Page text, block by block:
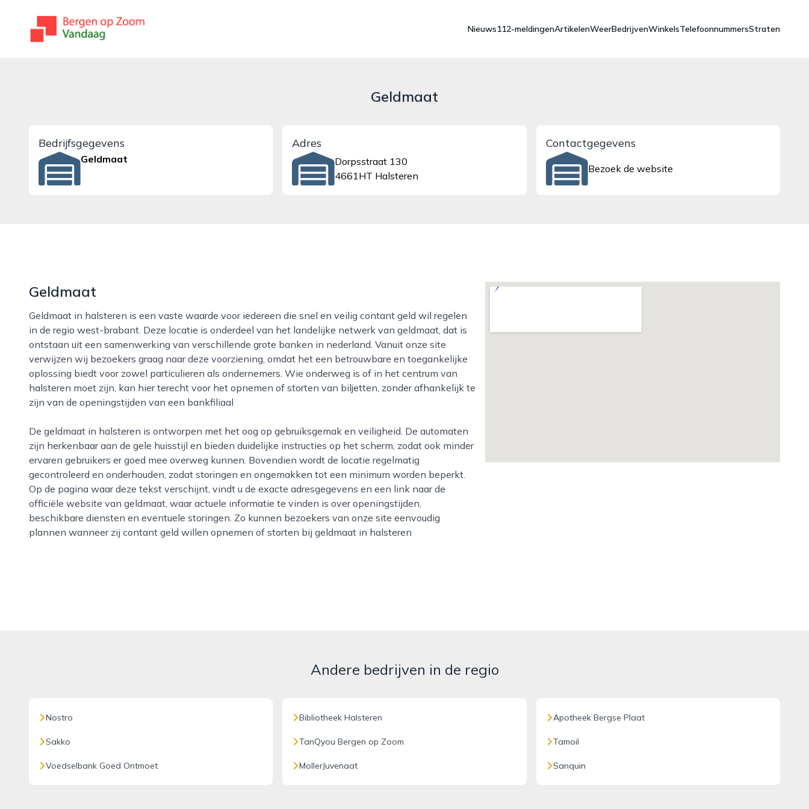
bergenopzoomvandaag.nl
Nieuws112-meldingenArtikelenWeerBedrijvenWinkelsTelefoonnummersStraten
Geldmaat
Bedrijfsgegevens
Geldmaat
Adres
Dorpsstraat 130
4661HT Halsteren
Contactgegevens
Bezoek de website
Geldmaat
Geldmaat in halsteren is een vaste waarde voor iedereen die snel en veilig contant geld wil regelen
in de regio west-brabant. Deze locatie is onderdeel van het landelijke netwerk van geldmaat, dat is
ontstaan uit een samenwerking van verschillende grote banken in nederland. Vanuit onze site
verwijzen wij bezoekers graag naar deze voorziening, omdat het een betrouwbare en toegankelijke
oplossing biedt voor zowel particulieren als ondernemers. Wie onderweg is of in het centrum van
halsteren moet zijn, kan hier terecht voor het opnemen of storten van biljetten, zonder afhankelijk te
zijn van de openingstijden van een bankfiliaal
de geldmaat in halsteren is ontworpen met het oog op gebruiksgemak en veiligheid. De automaten
zijn herkenbaar aan de gele huisstijl en bieden duidelijke instructies op het scherm, zodat ook minder
ervaren gebruikers er goed mee overweg kunnen. Bovendien wordt de locatie regelmatig
gecontroleerd en onderhouden, zodat storingen en ongemakken tot een minimum worden beperkt.
Op de pagina waar deze tekst verschijnt, vindt u de exacte adresgegevens en een link naar de
officiële website van geldmaat, waar actuele informatie te vinden is over openingstijden,
beschikbare diensten en eventuele storingen. Zo kunnen bezoekers van onze site eenvoudig
plannen wanneer zij contant geld willen opnemen of storten bij geldmaat in halsteren
Andere bedrijven in de regio
Nostro
Sakko
Voedselbank Goed Ontmoet
Bibliotheek Halsteren
TanQyou Bergen op Zoom
MollerJuvenaat
Apotheek Bergse Plaat
Tamoil
Sanquin